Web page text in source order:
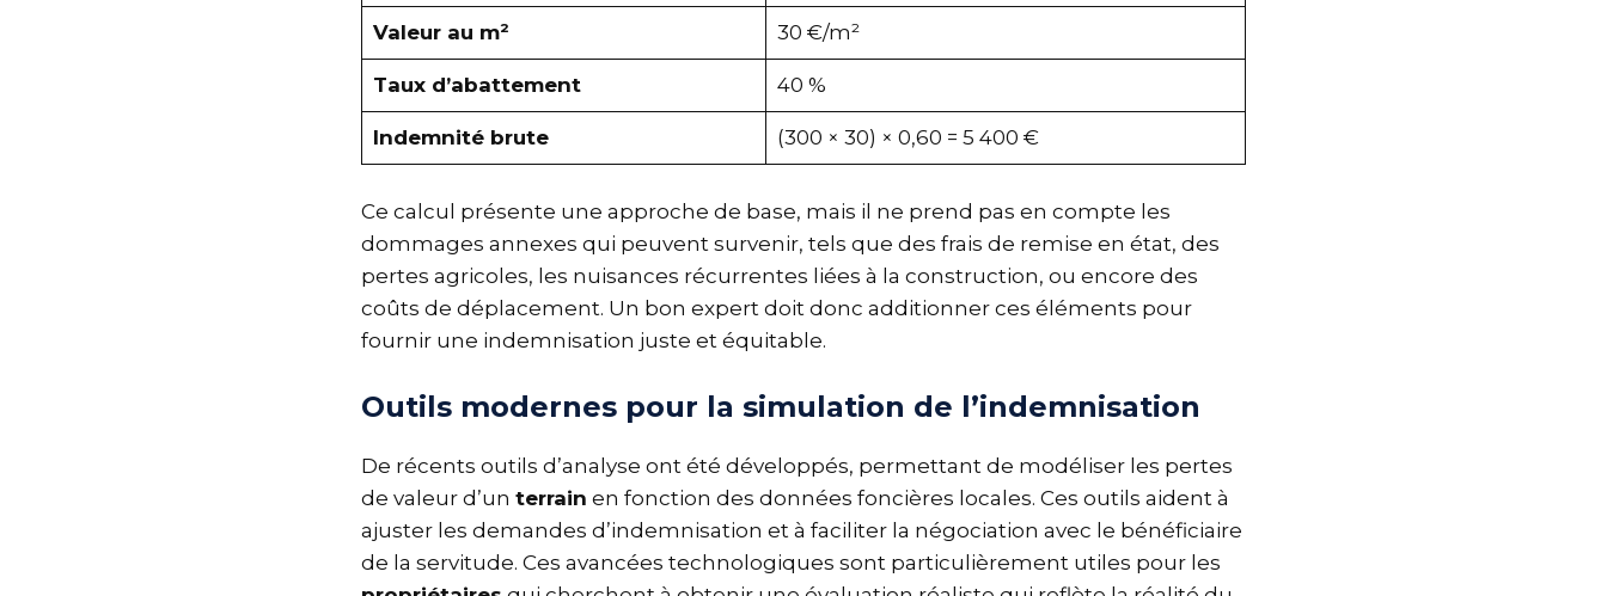
Valeur au m² 30 €/m²
Taux d’abattement 40 %
Indemnité brute (300 × 30) × 0,60 = 5 400 €
Ce calcul présente une approche de base, mais il ne prend pas en compte les
dommages annexes qui peuvent survenir, tels que des frais de remise en état, des
pertes agricoles, les nuisances récurrentes liées à la construction, ou encore des
coûts de déplacement. Un bon expert doit donc additionner ces éléments pour
fournir une indemnisation juste et équitable.
Outils modernes pour la simulation de l’indemnisation
De récents outils d’analyse ont été développés, permettant de modéliser les pertes
de valeur d’un terrain en fonction des données foncières locales. Ces outils aident à
ajuster les demandes d’indemnisation et à faciliter la négociation avec le bénéficiaire
de la servitude. Ces avancées technologiques sont particulièrement utiles pour les